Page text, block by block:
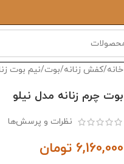
خانه/کفش زنانه/بوت/نیم بوت
بوت چرم زنانه مدل نیلو
نظرات و پرسش‌ها
6,160,000 تومان